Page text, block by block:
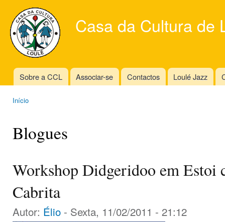
Casa da Cultura de
Main menu
Sobre a CCL Associar-se Contactos Loulé Jazz
Início
Blogues
Workshop Didgeridoo em Estoi
Cabrita
Autor: Élio - Sexta, 11/02/2011 - 21:12